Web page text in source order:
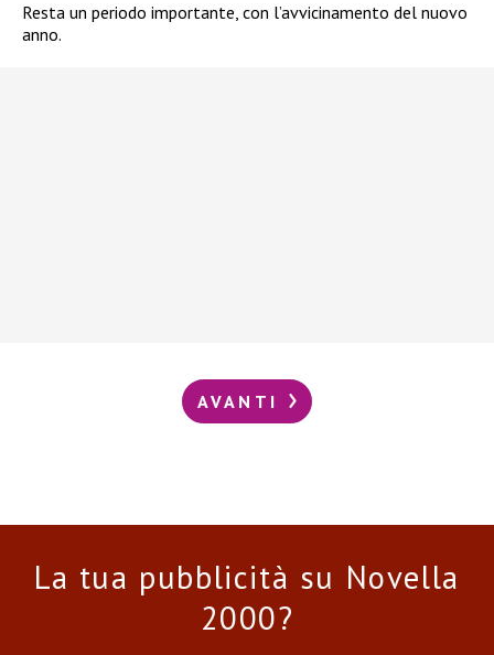
Resta un periodo importante, con l’avvicinamento del nuovo
anno.
AVANTI
La tua pubblicità su Novella
2000?